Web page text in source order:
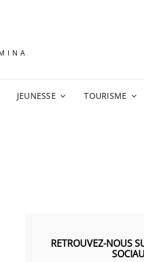
JEUNESSE TOURISME
RETROUVEZ-NOUS